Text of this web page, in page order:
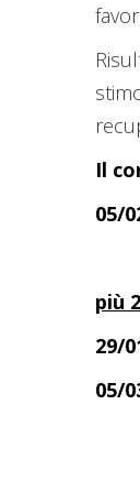
Il
più
29/
05/